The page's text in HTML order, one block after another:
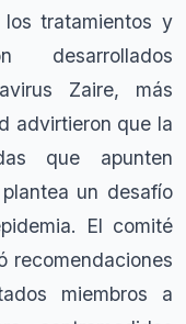
tratamientos y
desarrollados
Zaire, más
advirtieron que la
que apunten
un desafío
El comité
recomendaciones
miembros a